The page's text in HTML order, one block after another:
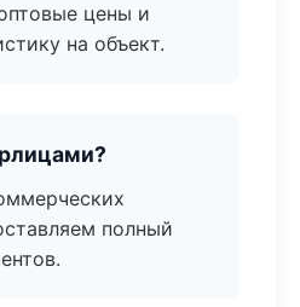
цены и
на объект.
полный